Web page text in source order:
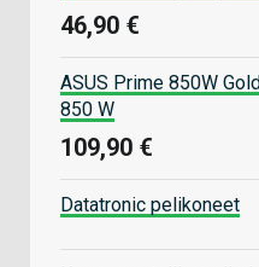
46,90 €
ASUS Prime 850W
850 W
109,90 €
Datatronic pelikoneet